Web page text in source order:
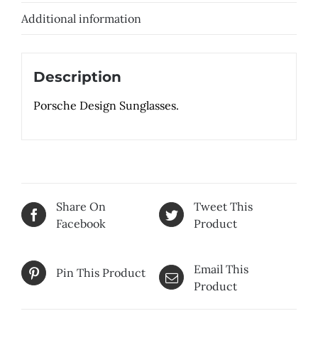
Additional information
Description
Porsche Design Sunglasses.
Share On
Facebook
Tweet This
Product
Pin This Product
Email This
Product